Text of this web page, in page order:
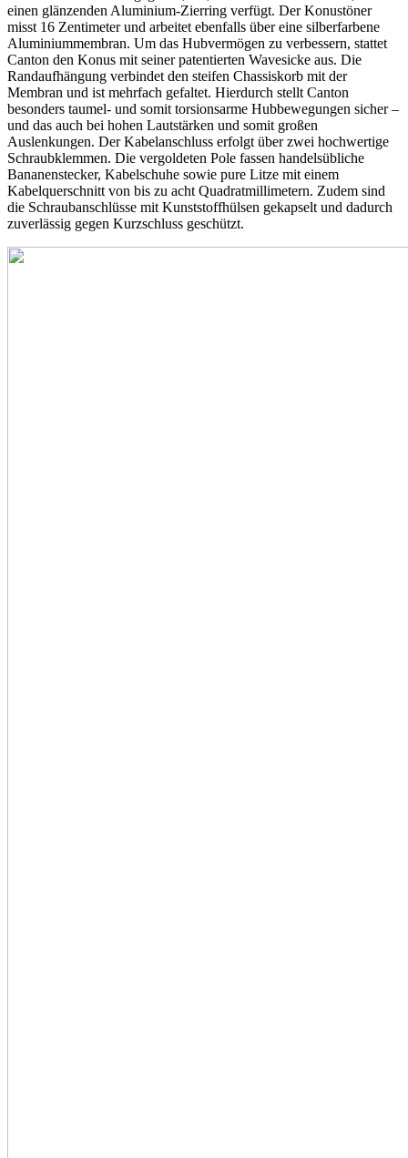
einen glänzenden Aluminium-Zierring verfügt. Der Konustöner
misst 16 Zentimeter und arbeitet ebenfalls über eine silberfarbene
Aluminiummembran. Um das Hubvermögen zu verbessern, stattet
Canton den Konus mit seiner patentierten Wavesicke aus. Die
Randaufhängung verbindet den steifen Chassiskorb mit der
Membran und ist mehrfach gefaltet. Hierdurch stellt Canton
besonders taumel- und somit torsionsarme Hubbewegungen sicher –
und das auch bei hohen Lautstärken und somit großen
Auslenkungen. Der Kabelanschluss erfolgt über zwei hochwertige
Schraubklemmen. Die vergoldeten Pole fassen handelsübliche
Bananenstecker, Kabelschuhe sowie pure Litze mit einem
Kabelquerschnitt von bis zu acht Quadratmillimetern. Zudem sind
die Schraubanschlüsse mit Kunststoffhülsen gekapselt und dadurch
zuverlässig gegen Kurzschluss geschützt.